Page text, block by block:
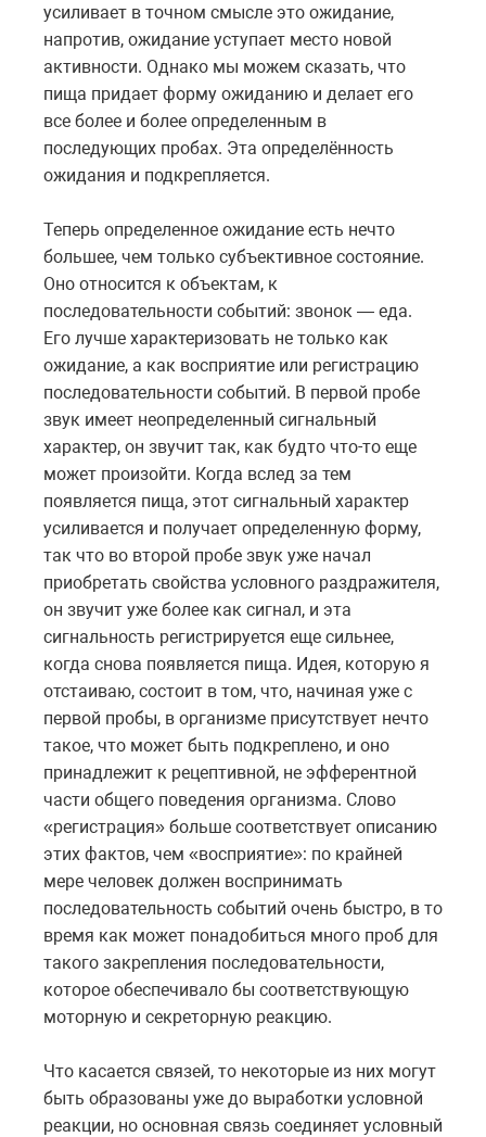
усиливает в точном смысле это ожидание,
напротив, ожидание уступает место новой
активности. Однако мы можем сказать, что
пища придает форму ожиданию и делает его
все более и более определенным в
последующих пробах. Эта определённость
ожидания и подкрепляется.
Теперь определенное ожидание есть нечто
большее, чем только субъективное состояние.
Оно относится к объектам, к
последовательности событий: звонок — еда.
Его лучше характеризовать не только как
ожидание, а как восприятие или регистрацию
последовательности событий. В первой пробе
звук имеет неопределенный сигнальный
характер, он звучит так, как будто что-то еще
может произойти. Когда вслед за тем
появляется пища, этот сигнальный характер
усиливается и получает определенную форму,
так что во второй пробе звук уже начал
приобретать свойства условного раздражителя,
он звучит уже более как сигнал, и эта
сигнальность регистрируется еще сильнее,
когда снова появляется пища. Идея, которую я
отстаиваю, состоит в том, что, начиная уже с
первой пробы, в организме присутствует нечто
такое, что может быть подкреплено, и оно
принадлежит к рецептивной, не эфферентной
части общего поведения организма. Слово
«регистрация» больше соответствует описанию
этих фактов, чем «восприятие»: по крайней
мере человек должен воспринимать
последовательность событий очень быстро, в то
время как может понадобиться много проб для
такого закрепления последовательности,
которое обеспечивало бы соответствующую
моторную и секреторную реакцию.
Что касается связей, то некоторые из них могут
быть образованы уже до выработки условной
реакции, но основная связь соединяет условный